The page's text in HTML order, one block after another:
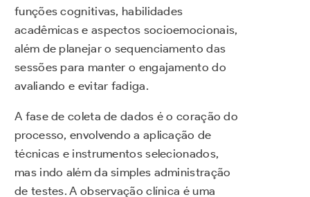
funções cognitivas, habilidades
acadêmicas e aspectos socioemocionais,
além de planejar o sequenciamento das
sessões para manter o engajamento do
avaliando e evitar fadiga.
A fase de coleta de dados é o coração do
processo, envolvendo a aplicação de
técnicas e instrumentos selecionados,
mas indo além da simples administração
de testes. A observação clínica é uma